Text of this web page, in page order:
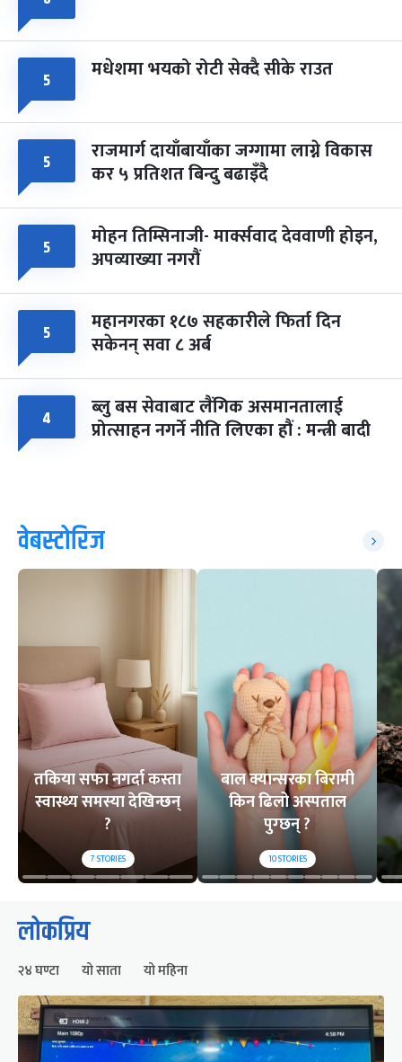
५ मधेशमा भयको रोटी सेक्दै सीके राउत
५ राजमार्ग दायाँबायाँका जग्गामा लाग्ने विकास
कर ५ प्रतिशत बिन्दु बढाइँदै
५ मोहन तिम्सिनाजी- मार्क्सवाद देववाणी होइन,
अपव्याख्या नगरौं
५ महानगरका १८७ सहकारीले फिर्ता दिन
सकेनन् सवा ८ अर्ब
४ ब्लु बस सेवाबाट लैंगिक असमानतालाई
प्रोत्साहन नगर्ने नीति लिएका हौं : मन्त्री बादी
वेबस्टोरिज
तकिया सफा नगर्दा कस्ता
स्वास्थ्य समस्या देखिन्छन्
?
7STORIES
बाल क्यान्सरका बिरामी
किन ढिलो अस्पताल
पुग्छन् ?
10STORIES
लोकप्रिय
२४ घण्टा यो साता यो महिना